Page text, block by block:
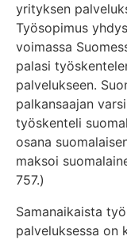
yrityksen
Työsopimus
voimassa
palasi
palvelukseen.
palkansaajan
työskenteli
osana
maksoi
757.)
Samanaikaista
palveluksessa on